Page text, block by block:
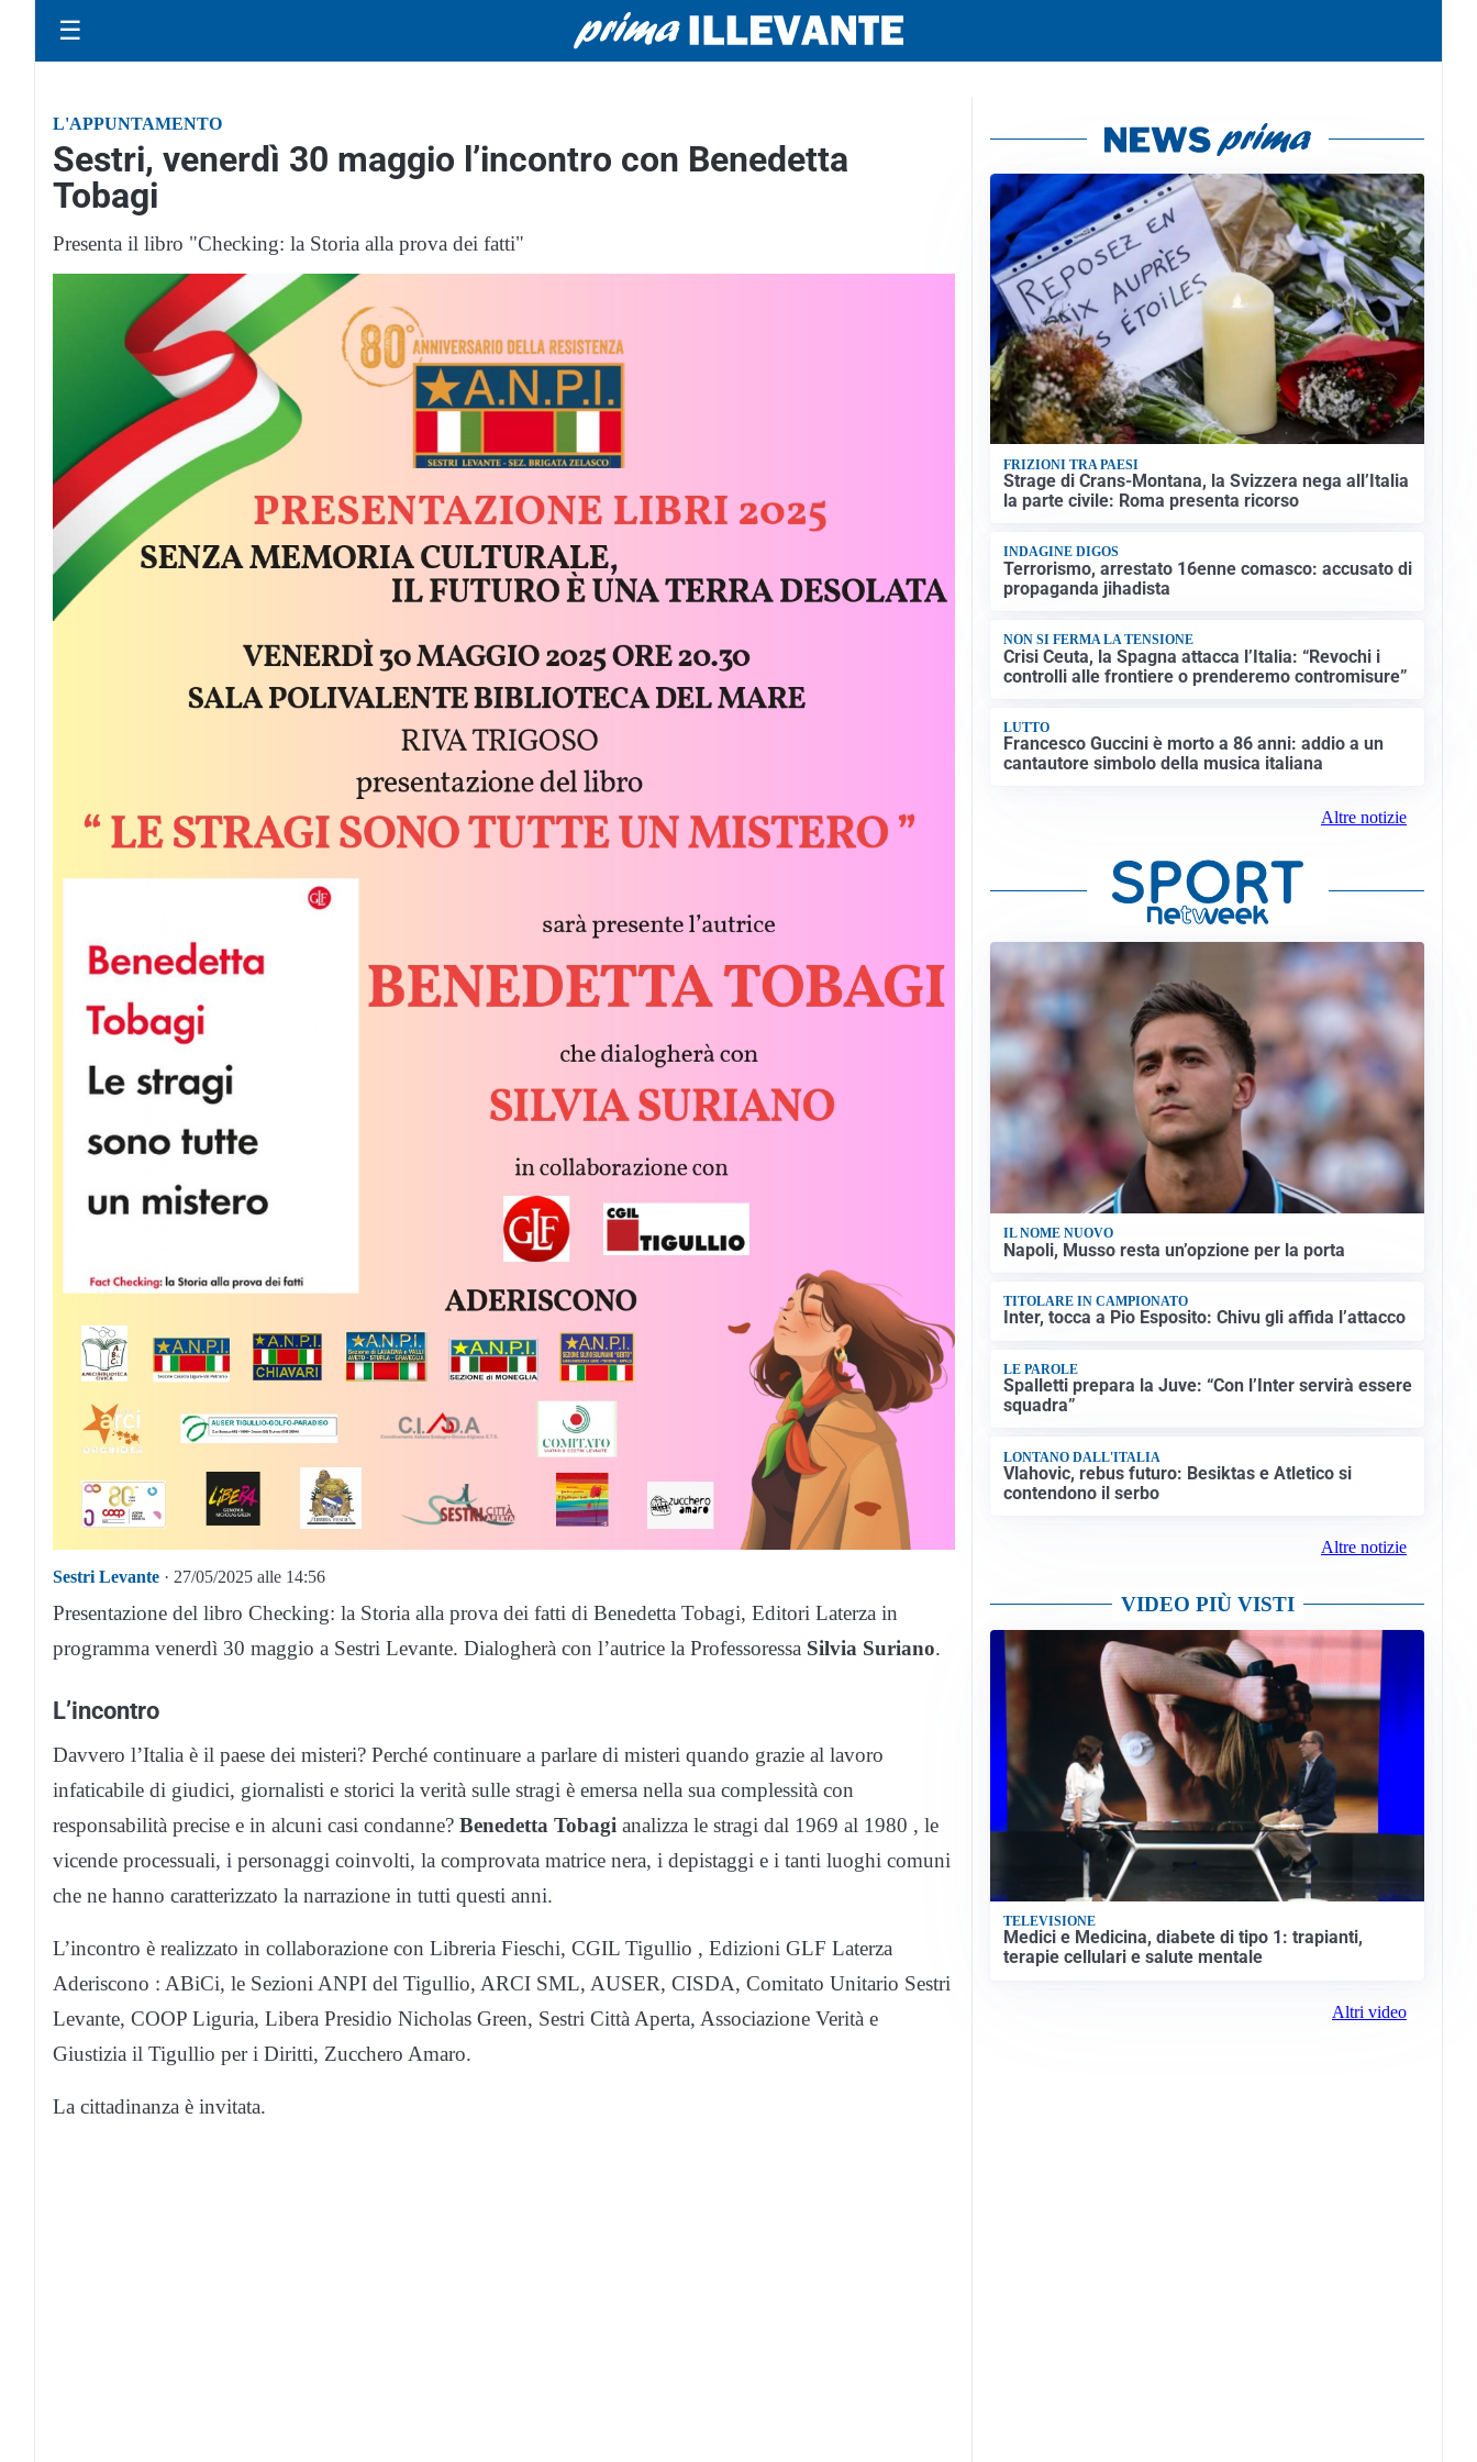
☰
L'APPUNTAMENTO
Sestri, venerdì 30 maggio l’incontro con Benedetta
Tobagi
Presenta il libro "Checking: la Storia alla prova dei fatti"
Sestri Levante · 27/05/2025 alle 14:56
Presentazione del libro Checking: la Storia alla prova dei fatti di Benedetta Tobagi, Editori Laterza in
programma venerdì 30 maggio a Sestri Levante. Dialogherà con l’autrice la Professoressa Silvia Suriano.
L’incontro
Davvero l’Italia è il paese dei misteri? Perché continuare a parlare di misteri quando grazie al lavoro
infaticabile di giudici, giornalisti e storici la verità sulle stragi è emersa nella sua complessità con
responsabilità precise e in alcuni casi condanne? Benedetta Tobagi analizza le stragi dal 1969 al 1980 , le
vicende processuali, i personaggi coinvolti, la comprovata matrice nera, i depistaggi e i tanti luoghi comuni
che ne hanno caratterizzato la narrazione in tutti questi anni.
L’incontro è realizzato in collaborazione con Libreria Fieschi, CGIL Tigullio , Edizioni GLF Laterza
Aderiscono : ABiCi, le Sezioni ANPI del Tigullio, ARCI SML, AUSER, CISDA, Comitato Unitario Sestri
Levante, COOP Liguria, Libera Presidio Nicholas Green, Sestri Città Aperta, Associazione Verità e
Giustizia il Tigullio per i Diritti, Zucchero Amaro.
La cittadinanza è invitata.
FRIZIONI TRA PAESI
Strage di Crans-Montana, la Svizzera nega all’Italia
la parte civile: Roma presenta ricorso
INDAGINE DIGOS
Terrorismo, arrestato 16enne comasco: accusato di
propaganda jihadista
NON SI FERMA LA TENSIONE
Crisi Ceuta, la Spagna attacca l’Italia: “Revochi i
controlli alle frontiere o prenderemo contromisure”
LUTTO
Francesco Guccini è morto a 86 anni: addio a un
cantautore simbolo della musica italiana
Altre notizie
IL NOME NUOVO
Napoli, Musso resta un’opzione per la porta
TITOLARE IN CAMPIONATO
Inter, tocca a Pio Esposito: Chivu gli affida l’attacco
LE PAROLE
Spalletti prepara la Juve: “Con l’Inter servirà essere
squadra”
LONTANO DALL'ITALIA
Vlahovic, rebus futuro: Besiktas e Atletico si
contendono il serbo
Altre notizie
VIDEO PIÙ VISTI
TELEVISIONE
Medici e Medicina, diabete di tipo 1: trapianti,
terapie cellulari e salute mentale
Altri video